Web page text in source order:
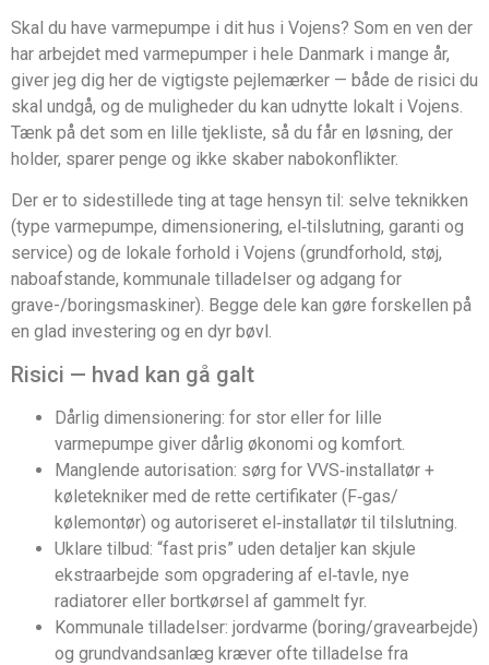
Skal du have varmepumpe i dit hus i Vojens? Som en ven der
har arbejdet med varmepumper i hele Danmark i mange år,
giver jeg dig her de vigtigste pejlemærker — både de risici du
skal undgå, og de muligheder du kan udnytte lokalt i Vojens.
Tænk på det som en lille tjekliste, så du får en løsning, der
holder, sparer penge og ikke skaber nabokonflikter.
Der er to sidestillede ting at tage hensyn til: selve teknikken
(type varmepumpe, dimensionering, el‑tilslutning, garanti og
service) og de lokale forhold i Vojens (grundforhold, støj,
naboafstande, kommunale tilladelser og adgang for
grave-/boringsmaskiner). Begge dele kan gøre forskellen på
en glad investering og en dyr bøvl.
Risici — hvad kan gå galt
Dårlig dimensionering: for stor eller for lille
varmepumpe giver dårlig økonomi og komfort.
Manglende autorisation: sørg for VVS‑installatør +
køletekniker med de rette certifikater (F‑gas/
kølemontør) og autoriseret el‑installatør til tilslutning.
Uklare tilbud: “fast pris” uden detaljer kan skjule
ekstraarbejde som opgradering af el‑tavle, nye
radiatorer eller bortkørsel af gammelt fyr.
Kommunale tilladelser: jordvarme (boring/gravearbejde)
og grundvandsanlæg kræver ofte tilladelse fra